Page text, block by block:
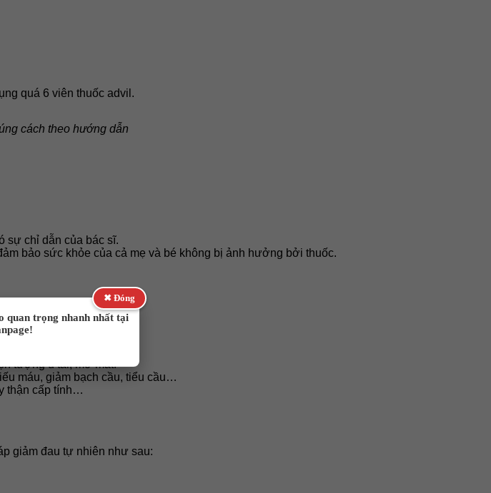
quá 6 viên thuốc advil.
cách theo hướng dẫn
sự chỉ dẫn của bác sĩ.
bảo sức khỏe của cả mẹ và bé không bị ảnh hưởng bởi thuốc.
tượng ù tai, mờ mắt.
máu, giảm bạch cầu, tiểu cầu…
thận cấp tính…
giảm đau tự nhiên như sau:
✖ Đóng
quan trọng nhanh nhất tại